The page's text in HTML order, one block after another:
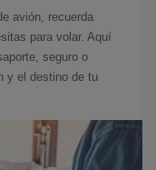
avión, recuerda
para volar. Aquí
seguro o
y el destino de tu